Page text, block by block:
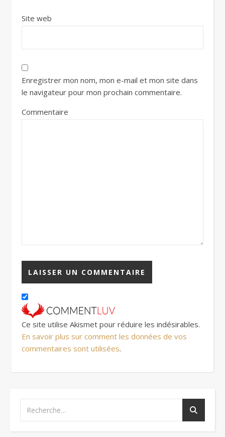
Site web
Enregistrer mon nom, mon e-mail et mon site dans
le navigateur pour mon prochain commentaire.
Commentaire
Ce site utilise Akismet pour réduire les indésirables.
En savoir plus sur comment les données de vos
commentaires sont utilisées.